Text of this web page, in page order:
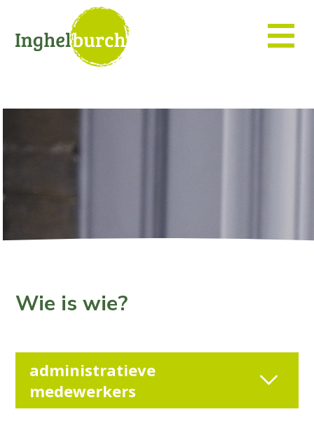
Wie is wie?
administratieve
medewerkers